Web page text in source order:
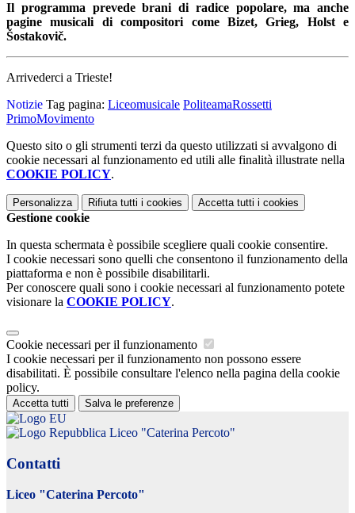
Il programma prevede brani di radice popolare, ma anche
pagine musicali di compositori come Bizet, Grieg, Holst e
Šostakovič.
Arrivederci a Trieste!
Notizie Tag pagina: Liceomusicale PoliteamaRossetti
PrimoMovimento
Questo sito o gli strumenti terzi da questo utilizzati si avvalgono di
cookie necessari al funzionamento ed utili alle finalità illustrate nella
COOKIE POLICY.
Personalizza Rifiuta tutti i cookies Accetta tutti i cookies
Gestione cookie
In questa schermata è possibile scegliere quali cookie consentire.
I cookie necessari sono quelli che consentono il funzionamento della
piattaforma e non è possibile disabilitarli.
Per conoscere quali sono i cookie necessari al funzionamento potete
visionare la COOKIE POLICY.
Cookie necessari per il funzionamento
I cookie necessari per il funzionamento non possono essere
disabilitati. È possibile consultare l'elenco nella pagina della cookie
policy.
Accetta tutti Salva le preferenze
Liceo "Caterina Percoto"
Contatti
Liceo "Caterina Percoto"